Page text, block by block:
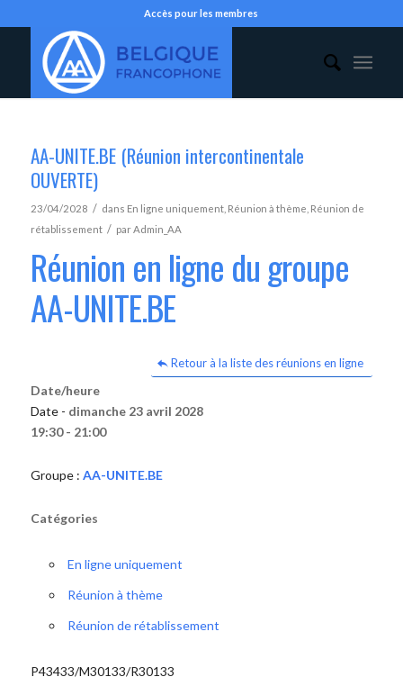
Accès pour les membres
AA-UNITE.BE (Réunion intercontinentale
OUVERTE)
23/04/2028 / dans En ligne uniquement, Réunion à thème Réunion de
rétablissement / parAdmin_AA
Réunion en ligne du groupe
AA-UNITE.BE
Retour à la liste des réunions en ligne
Date/heure
Date - dimanche 23 avril 2028
19:30 - 21:00
Groupe : AA-UNITE.BE
Catégories
En ligne uniquement
Réunion à thème
Réunion de rétablissement
P43433/M30133/R30133